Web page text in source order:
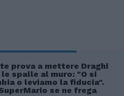
prova a mettere Draghi
le spalle al muro: "O si
o leviamo la fiducia".
se ne frega